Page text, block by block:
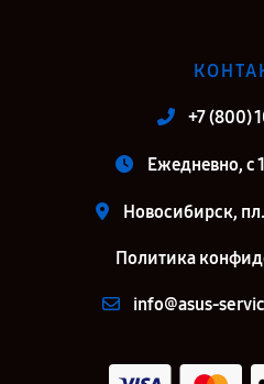
+7 (800)
Ежедневно, с
Новосибирск,
Политика
info@asus-